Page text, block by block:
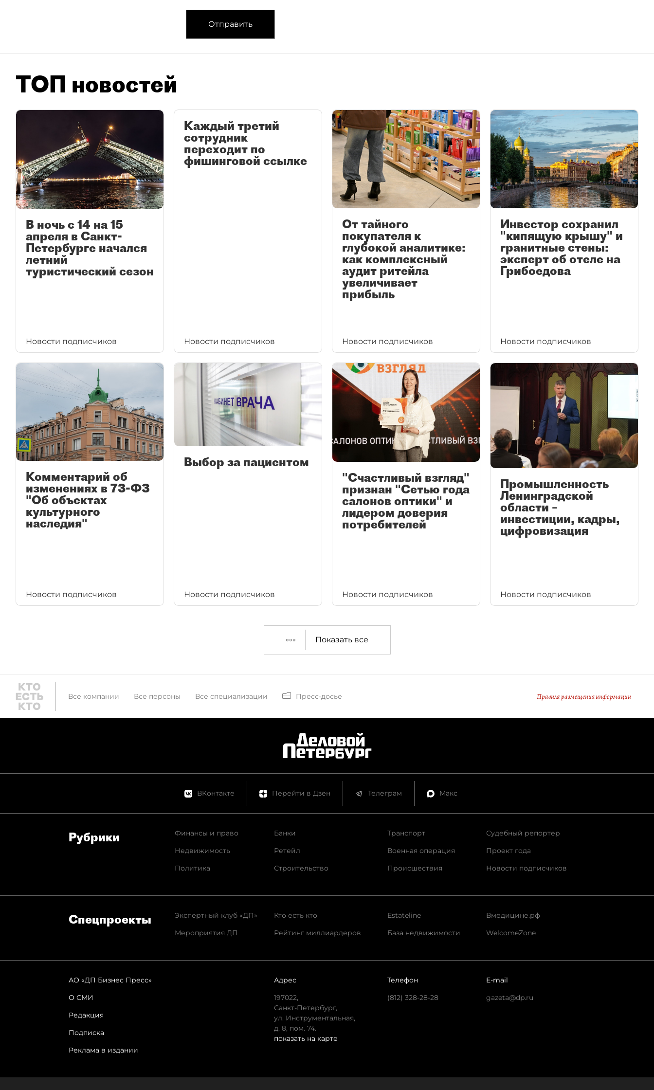
Отправить
ТОП новостей
В ночь с 14 на 15
апреля в Санкт-
Петербурге начался
летний
туристический сезон
Новости подписчиков
Каждый третий
сотрудник
переходит по
фишинговой ссылке
Новости подписчиков
От тайного
покупателя к
глубокой аналитике:
как комплексный
аудит ритейла
увеличивает
прибыль
Новости подписчиков
Инвестор сохранил
"кипящую крышу" и
гранитные стены:
эксперт об отеле на
Грибоедова
Новости подписчиков
Комментарий об
изменениях в 73-ФЗ
"Об объектах
культурного
наследия"
Новости подписчиков
Выбор за пациентом
Новости подписчиков
"Счастливый взгляд"
признан "Сетью года
салонов оптики" и
лидером доверия
потребителей
Новости подписчиков
Промышленность
Ленинградской
области –
инвестиции, кадры,
цифровизация
Новости подписчиков
Показать все
Все компании Все персоны Все специализации Пресс-досье Правила размещения информации
ВКонтакте Перейти в Дзен Телеграм Макс
Рубрики
Финансы и право
Недвижимость
Политика
Банки
Ретейл
Строительство
Транспорт
Военная операция
Происшествия
Судебный репортер
Проект года
Новости подписчиков
Спец­проекты
Экспертный клуб «ДП»
Мероприятия ДП
Кто есть кто
Рейтинг миллиардеров
Estateline
База недвижимости
Вмедицине.рф
WelcomeZone
АО «ДП Бизнес Пресс»
О СМИ
Редакция
Подписка
Реклама в издании
Адрес
197022,
Санкт-Петербург,
ул. Инструментальная,
д. 8, пом. 74.
показать на карте
Телефон
(812) 328-28-28
E-mail
gazeta@dp.ru